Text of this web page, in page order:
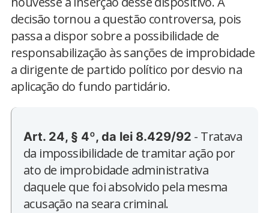
decisão tornou a questão controversa, pois
passa a dispor sobre a possibilidade de
responsabilização às sanções de improbidade
a dirigente de partido político por desvio na
aplicação do fundo partidário.
Art. 24, § 4º, da lei 8.429/92 - Tratava
da impossibilidade de tramitar ação por
ato de improbidade administrativa
daquele que foi absolvido pela mesma
acusação na seara criminal.